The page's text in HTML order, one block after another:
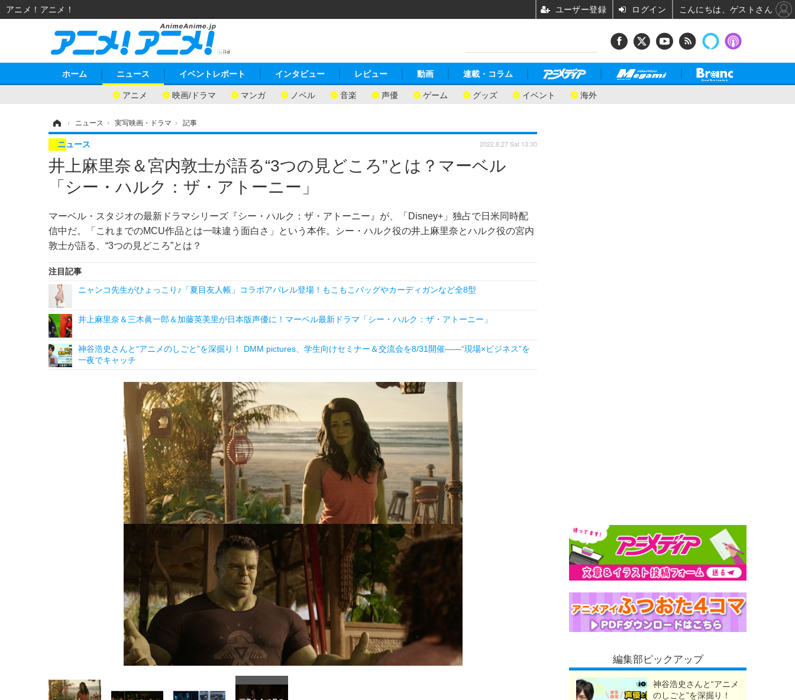
ホーム ニュース
アニメ 映画/ドラマ マンガ ノベル 音楽 声優 ゲーム グッズ イベント 海外
イベントレポート インタビュー レビュー 動画 連載・コラム
› ニュース › 実写映画・ドラマ › 記事
井上麻里奈＆宮内敦士が語る“3つの見どころ”とは？マーベル
「シー・ハルク：ザ・アトーニー」
マーベル・スタジオの最新ドラマシリーズ『シー・ハルク：ザ・アトーニー』が、「Disney+」独占で日米同時配
信中だ。「これまでのMCU作品とは一味違う面白さ」という本作。シー・ハルク役の井上麻里奈とハルク役の宮内
敦士が語る、“3つの見どころ”とは？
ニュース 2022.8.27 Sat 13:30
注目記事
ニャンコ先生がひょっこり♪「夏目友人帳」コラボアパレル登場！もこもこバッグやカーディガンなど全8型
井上麻里奈＆三木眞一郎＆加藤英美里が日本版声優に！マーベル最新ドラマ「シー・ハルク：ザ・アトーニー」
神谷浩史さんと“アニメのしごと”を深掘り！ DMM pictures、学生向けセミナー＆交流会を8/31開催――“現場×ビジネス”を
一夜でキャッチ
編集部ピックアップ
神谷浩史さんと“アニメ
のしごと”を深掘り！
アニメ！アニメ！ ユーザー登録 ログイン こんにちは、ゲストさん